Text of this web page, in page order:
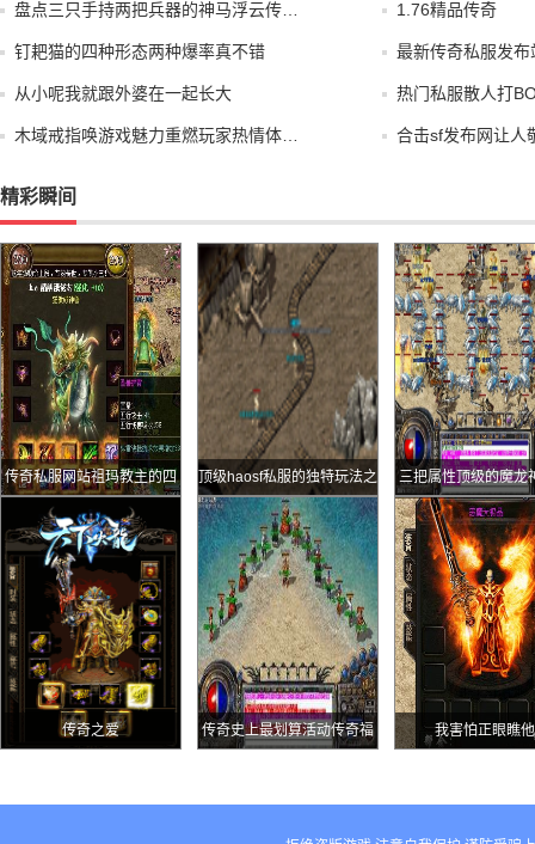
盘点三只手持两把兵器的神马浮云传… 1.76精品传奇
钉耙猫的四种形态两种爆率真不错 最新传奇私服发
从小呢我就跟外婆在一起长大 热门私服散人打
木域戒指唤游戏魅力重燃玩家热情体… 合击sf发布网让
精彩瞬间
传奇私服网站祖玛教主的四
个冷认知最后一点极少老玩
家才记得
顶级haosf私服的独特玩法之
旅
三把属性顶级的魔龙
鉴
传奇之爱 传奇史上最划算活动传奇福 我害怕正眼瞧他